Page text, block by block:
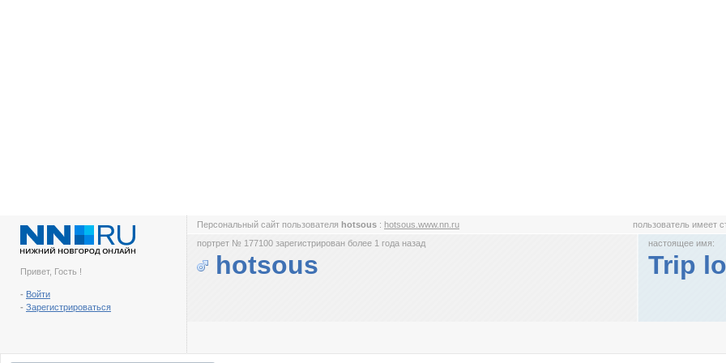
Привет, Гость !
- Войти
- Зарегистрироваться
Персональный сайт пользователя hotsous : hotsous.www.nn.ru пользователь имеет
портрет № 177100 зарегистрирован более 1 года назад
hotsous
настоящее имя:
Trip